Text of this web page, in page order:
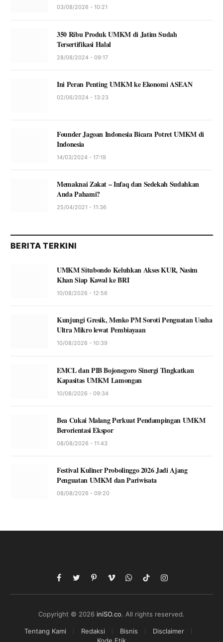
03/08/2026 - 10:21
350 Ribu Produk UMKM di Jatim Sudah
Tersertifikasi Halal
28/08/2024 - 09:17
Ini Peran Penting UMKM ke Ekonomi ASEAN
02/06/2024 - 13:23
Founder Jagoan Indonesia Bicara Potret UMKM di
Indonesia
14/03/2024 - 17:19
Memaknai Zakat – Infaq dan Sedekah Sudahkan
Anda Pahami?
25/04/2021 - 11:36
BERITA TERKINI
UMKM Situbondo Keluhkan Akses KUR, Nasim
Khan Siap Kawal ke BRI
10/08/2026 - 12:56
Kunjungi Gresik, Menko PM Soroti Penguatan Usaha
Ultra Mikro lewat Pembiayaan
10/08/2026 - 10:39
EMCL dan PIB Bojonegoro Sinergi Tingkatkan
Kapasitas UMKM Lamongan
10/08/2026 - 09:34
Bea Cukai Malang Perkuat Pendampingan UMKM
Berorientasi Ekspor
08/08/2026 - 11:43
Festival Kuliner Probolinggo 2026 Jadi Ajang
Penguatan UMKM dan Pariwisata
08/08/2026 - 09:20
Facebook
TwitterPinterestVimeoWhatsApp
TikTokInstagram
Copyright © 2026 iniSO.co. All rights reserved.
Tentang Kami Redaksi Bisnis
Disclaimer